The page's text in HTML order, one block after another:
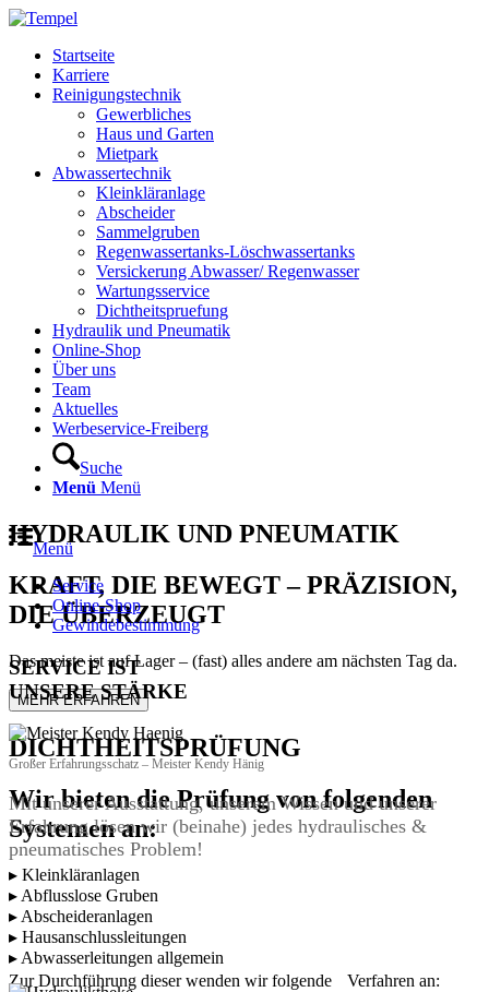
Startseite
Karriere
Reinigungstechnik
Gewerbliches
Haus und Garten
Mietpark
Abwassertechnik
Kleinkläranlage
Abscheider
Sammelgruben
Regenwassertanks-Löschwassertanks
Versickerung Abwasser/ Regenwasser
Wartungsservice
Dichtheitspruefung
Hydraulik und Pneumatik
Online-Shop
Über uns
Team
Aktuelles
Werbeservice-Freiberg
Suche
Menü Menü
HYDRAULIK UND PNEUMATIK
KRAFT, DIE BEWEGT – PRÄZISION,
DIE ÜBERZEUGT
Das meiste ist auf Lager – (fast) alles andere am nächsten Tag da.
MEHR ERFAHREN
DICHTHEITSPRÜFUNG
Wir bieten die Prüfung von folgenden
Systemen an:
▸ Kleinkläranlagen
▸ Abflusslose Gruben
▸ Abscheideranlagen
▸ Hausanschlussleitungen
▸ Abwasserleitungen allgemein
Zur Durchführung dieser wenden wir folgende Verfahren an:
Menü
Service
Online-Shop
Gewindebestimmung
SERVICEIST
UNSERE STÄRKE
Großer Erfahrungsschatz – Meister Kendy Hänig
Mit unserer Ausstattung, unserem Wissen und unserer
Erfahrung lösen wir (beinahe) jedes hydraulisches &
pneumatisches Problem!